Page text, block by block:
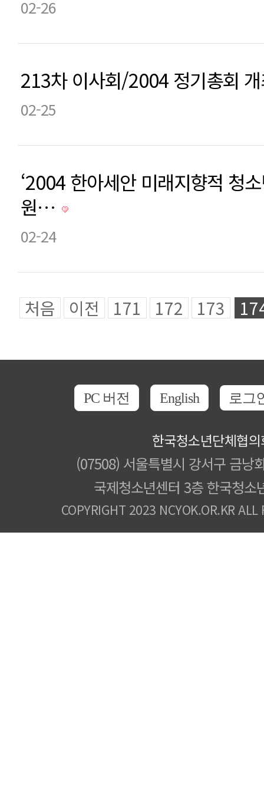
02-26
213차 이사회/2004 정기총회
02-25
‘2004 한아세안 미래지향적 청
원…
02-24
처음 이전 171 172 173
PC 버전 English 로그
한국청소년단체협
(07508) 서울특별시 강서구 금낭
국제청소년센터 3층 한국청소
COPYRIGHT 2023 NCYOK.OR.KR ALL